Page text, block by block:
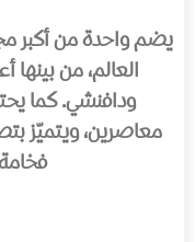
يضم واحدة من أكبر
العالم، من
ودافنشي. كما
معاصرين، ويتميّز